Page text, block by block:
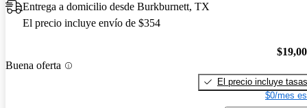
Entrega a domicilio desde Burkburnett, TX
El precio incluye envío de $354
Buena oferta
El precio incluye tasas
$0/mes